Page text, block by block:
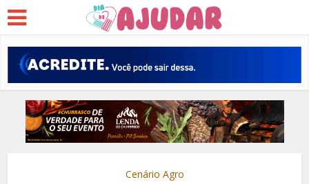
Cenário Agro